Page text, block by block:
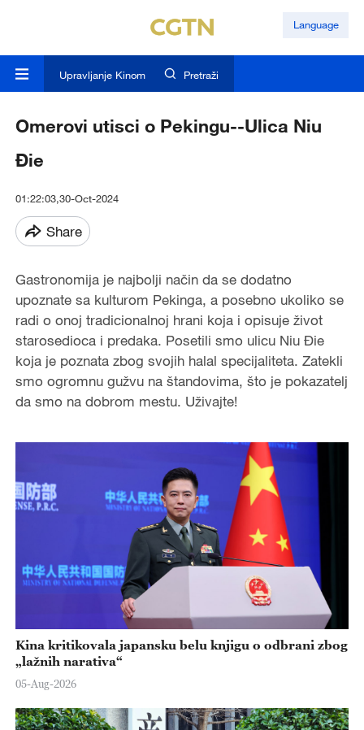
Language
Upravljanje Kinom Pretraži
Omerovi utisci o Pekingu--Ulica Niu
Đie
01:22:03,30-Oct-2024
Share
Gastronomija je najbolji način da se dodatno
upoznate sa kulturom Pekinga, a posebno ukoliko se
radi o onoj tradicionalnoj hrani koja i opisuje život
starosedioca i predaka. Posetili smo ulicu Niu Đie
koja je poznata zbog svojih halal specijaliteta. Zatekli
smo ogromnu gužvu na štandovima, što je pokazatelj
da smo na dobrom mestu. Uživajte!
Kina kritikovala japansku belu knjigu o odbrani zbog
„lažnih narativa“
05-Aug-2026